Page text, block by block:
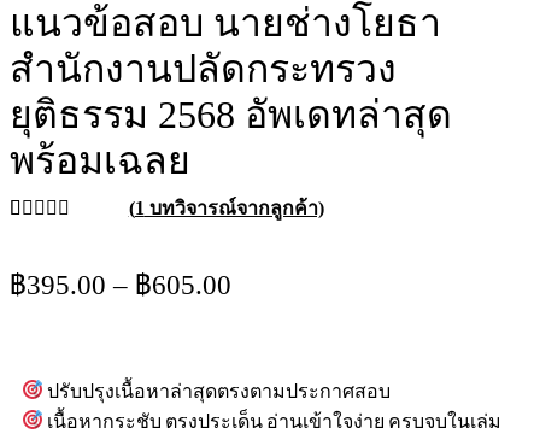
แนวข้อสอบ นายช่างโยธา
สำนักงานปลัดกระทรวง
ยุติธรรม 2568 อัพเดทล่าสุด
พร้อมเฉลย
คะแนนเต็ม
ลูกค้า
(1 บทวิจารณ์จากลูกค้า)
฿395.00 – ฿605.00
ปรับปรุงเนื้อหาล่าสุดตรงตามประกาศสอบ
เนื้อหากระชับ ตรงประเด็น อ่านเข้าใจง่าย ครบจบในเล่ม